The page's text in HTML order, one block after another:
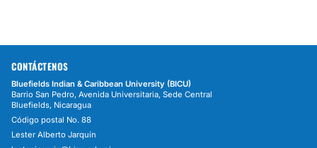
CONTÁCTENOS
Bluefields Indian & Caribbean University (BICU)
Barrio San Pedro, Avenida Universitaria, Sede Central
Bluefields, Nicaragua
Código postal No. 88
Lester Alberto Jarquín